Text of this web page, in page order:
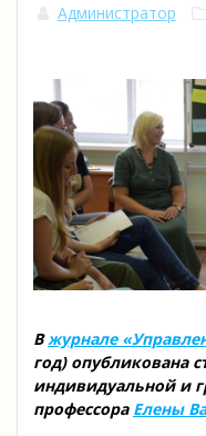
Администратор
В журнале
год) опубликована
индивидуальной и
профессора Елены